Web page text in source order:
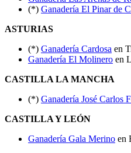
(*) Ganadería El Pinar de
ASTURIAS
(*) Ganadería Cardosa en
Ganadería El Molinero en
CASTILLA LA MANCHA
(*) Ganadería José Carlos
CASTILLA Y LEÓN
Ganadería Gala Merino en